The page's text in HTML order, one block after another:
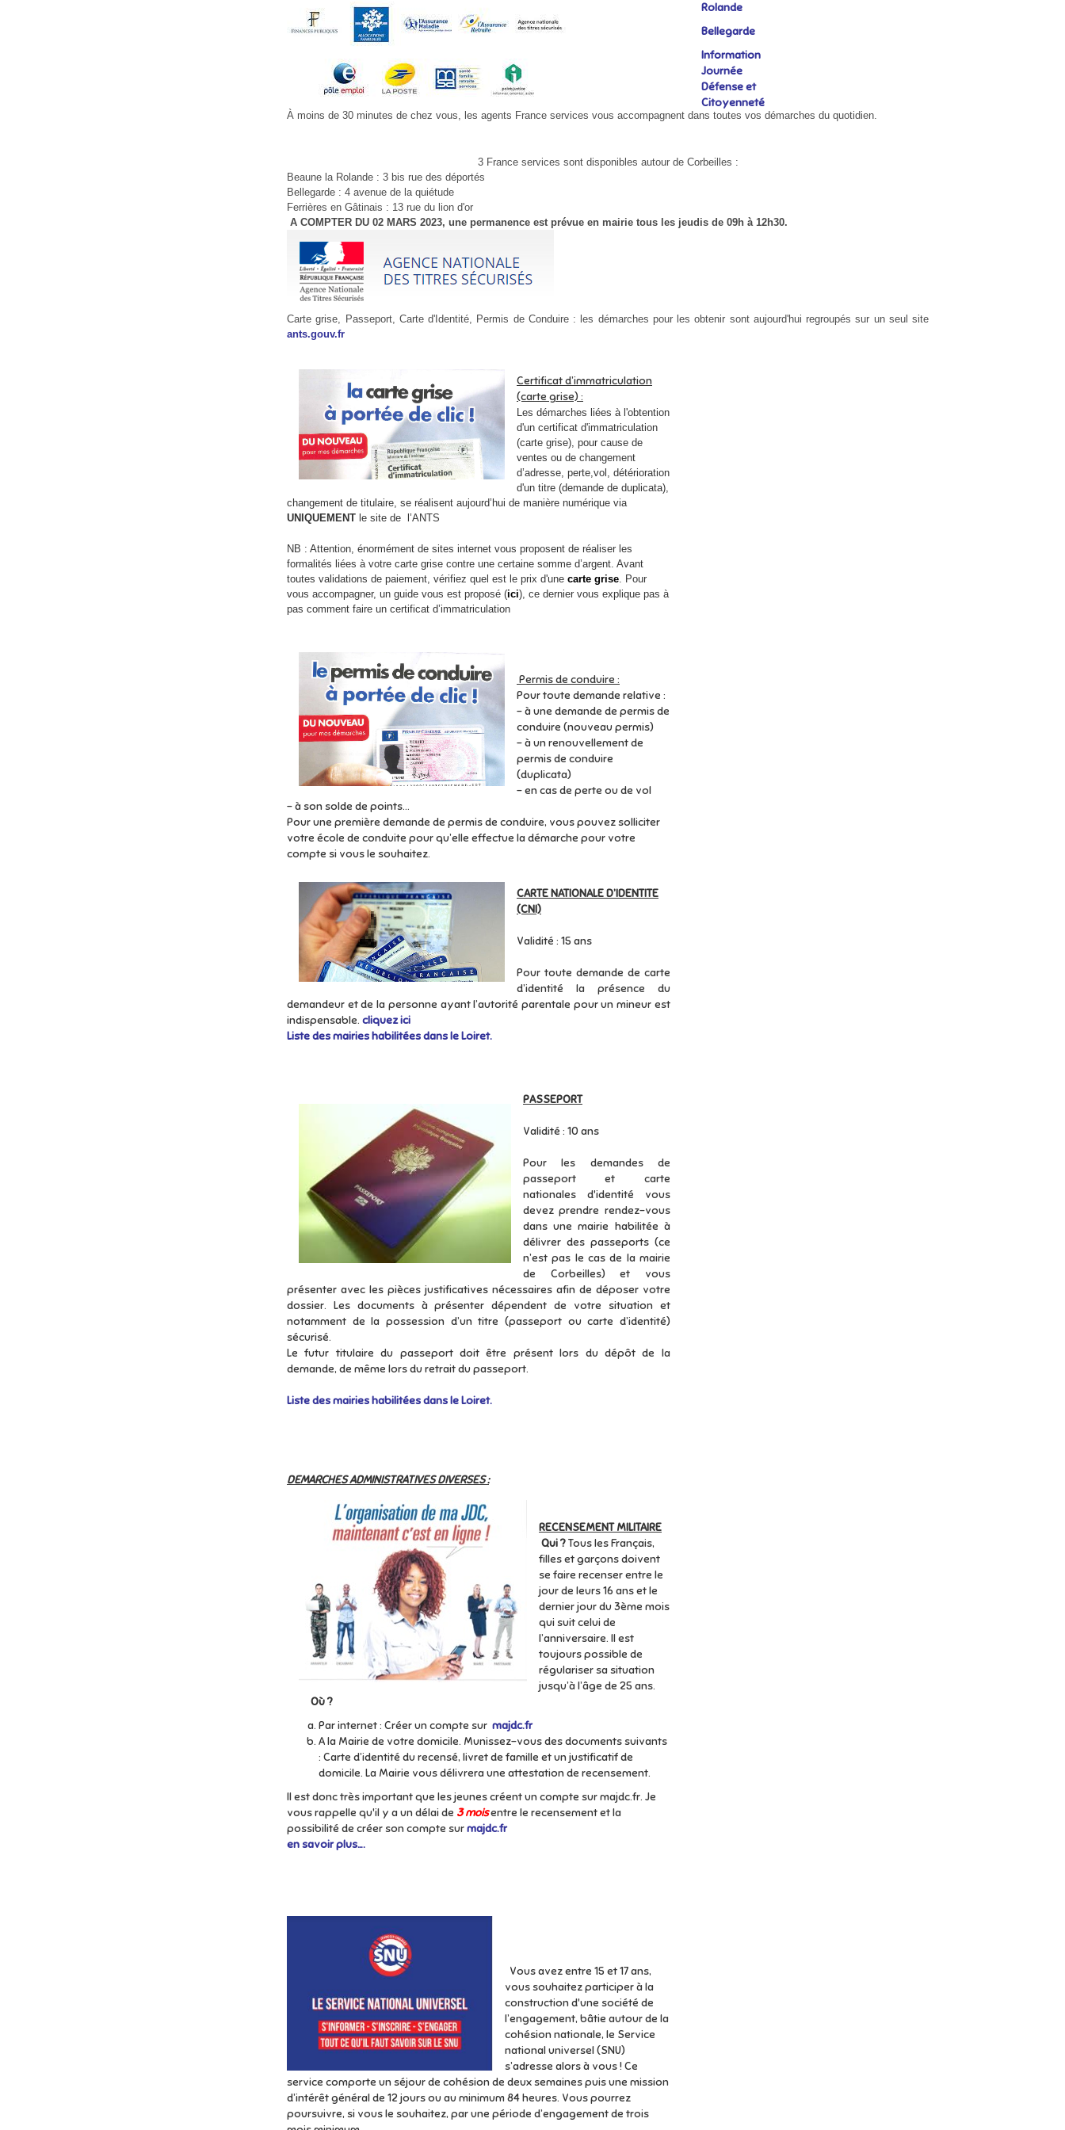
À moins de 30 minutes de chez vous, les agents France services vous accompagnent dans toutes vos démarches du quotidien.
3 France services sont disponibles autour de Corbeilles :
Beaune la Rolande : 3 bis rue des déportés
Bellegarde : 4 avenue de la quiétude
Ferrières en Gâtinais : 13 rue du lion d'or
A COMPTER DU 02 MARS 2023, une permanence est prévue en mairie tous les jeudis de 09h à 12h30.
Carte grise, Passeport, Carte d'Identité, Permis de Conduire : les démarches pour les obtenir sont aujourd'hui regroupés sur un seul site
ants.gouv.fr
Certificat d’immatriculation
(carte grise) :
Les démarches liées à l'obtention
d'un certificat d'immatriculation
(carte grise), pour cause de
ventes ou de changement
d’adresse, perte,vol, détérioration
d'un titre (demande de duplicata),
changement de titulaire, se réalisent aujourd’hui de manière numérique via
UNIQUEMENT le site de l’ANTS
NB : Attention, énormément de sites internet vous proposent de réaliser les
formalités liées à votre carte grise contre une certaine somme d’argent. Avant
toutes validations de paiement, vérifiez quel est le prix d'une carte grise. Pour
vous accompagner, un guide vous est proposé (ici), ce dernier vous explique pas à
pas comment faire un certificat d’immatriculation
Permis de conduire :
Pour toute demande relative :
- à une demande de permis de
conduire (nouveau permis)
- à un renouvellement de
permis de conduire
(duplicata)
- en cas de perte ou de vol
- à son solde de points...
Pour une première demande de permis de conduire, vous pouvez solliciter
votre école de conduite pour qu’elle effectue la démarche pour votre
compte si vous le souhaitez.
CARTE NATIONALE D’IDENTITE
(CNI)
Validité : 15 ans
Pour toute demande de carte
d’identité la présence du
demandeur et de la personne ayant l’autorité parentale pour un mineur est
indispensable. cliquez ici
Liste des mairies habilitées dans le Loiret.
PASSEPORT
Validité : 10 ans
Pour les demandes de
passeport et carte
nationales d'identité vous
devez prendre rendez-vous
dans une mairie habilitée à
délivrer des passeports (ce
n’est pas le cas de la mairie
de Corbeilles) et vous
présenter avec les pièces justificatives nécessaires afin de déposer votre
dossier. Les documents à présenter dépendent de votre situation et
notamment de la possession d’un titre (passeport ou carte d’identité)
sécurisé.
Le futur titulaire du passeport doit être présent lors du dépôt de la
demande, de même lors du retrait du passeport.
Liste des mairies habilitées dans le Loiret.
DEMARCHES ADMINISTRATIVES DIVERSES :
RECENSEMENT MILITAIRE
Qui ?Tous les Français,
filles et garçons doivent
se faire recenser entre le
jour de leurs 16 ans et le
dernier jour du 3ème mois
qui suit celui de
l’anniversaire. Il est
toujours possible de
régulariser sa situation
jusqu’à l’âge de 25 ans.
Où ?
Par internet : Créer un compte sur majdc.fr
A la Mairie de votre domicile. Munissez-vous des documents suivants
: Carte d’identité du recensé, livret de famille et un justificatif de
domicile. La Mairie vous délivrera une attestation de recensement.
Il est donc très important que les jeunes créent un compte sur majdc.fr. Je
vous rappelle qu'il y a un délai de 3 moisentre le recensement et la
possibilité de créer son compte surmajdc.fr
en savoir plus….
Vous avez entre 15 et 17 ans,
vous souhaitez participer à la
construction d'une société de
l’engagement, bâtie autour de la
cohésion nationale, le Service
national universel (SNU)
s’adresse alors à vous ! Ce
service comporte un séjour de cohésion de deux semaines puis une mission
d’intérêt général de 12 jours ou au minimum 84 heures. Vous pourrez
poursuivre, si vous le souhaitez, par une période d’engagement de trois
Rolande
Bellegarde
Information
Journée
Défense et
Citoyenneté